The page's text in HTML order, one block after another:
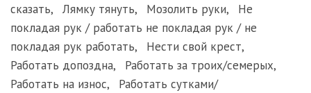
сказать, Лямку тянуть, Мозолить руки, Не
покладая рук / работать не покладая рук / не
покладая рук работать, Нести свой крест,
Работать допоздна, Работать за троих/семерых,
Работать на износ, Работать сутками/